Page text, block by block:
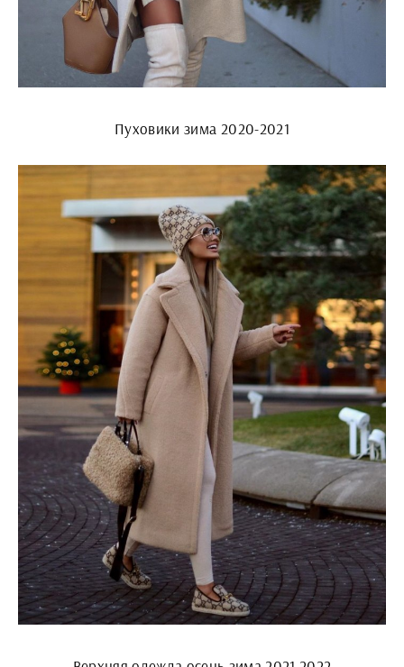
Пуховики зима 2020-2021